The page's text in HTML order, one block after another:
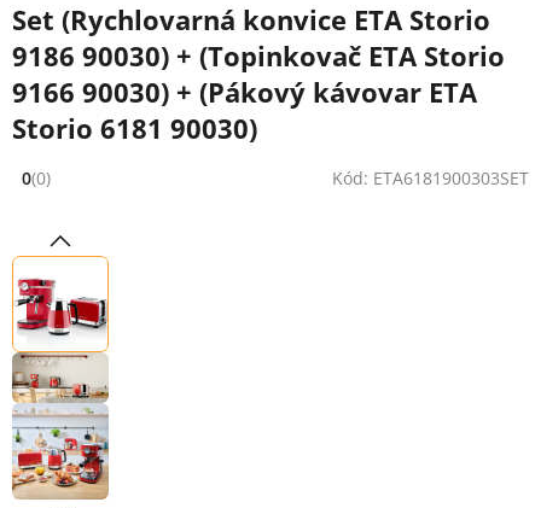
Set (Rychlovarná konvice ETA Storio
9186 90030) + (Topinkovač ETA Storio
9166 90030) + (Pákový kávovar ETA
Storio 6181 90030)
Hodnocení: 0 z 5 (0 recenzí)
0(0) Kód: ETA6181900303SET